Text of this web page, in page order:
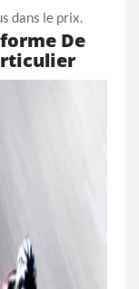
dans le prix.
De